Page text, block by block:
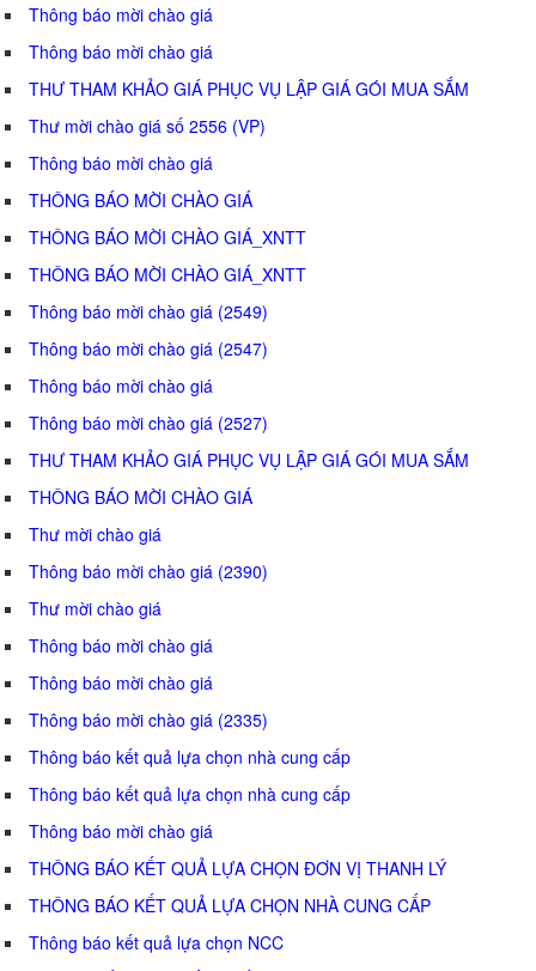
Thông báo mời chào giá
Thông báo mời chào giá
THƯ THAM KHẢO GIÁ PHỤC VỤ LẬP GIÁ GÓI MUA SẮM
Thư mời chào giá số 2556 (VP)
Thông báo mời chào giá
THÔNG BÁO MỜI CHÀO GIÁ
THÔNG BÁO MỜI CHÀO GIÁ_XNTT
THÔNG BÁO MỜI CHÀO GIÁ_XNTT
Thông báo mời chào giá (2549)
Thông báo mời chào giá (2547)
Thông báo mời chào giá
Thông báo mời chào giá (2527)
THƯ THAM KHẢO GIÁ PHỤC VỤ LẬP GIÁ GÓI MUA SẮM
THÔNG BÁO MỜI CHÀO GIÁ
Thư mời chào giá
Thông báo mời chào giá (2390)
Thư mời chào giá
Thông báo mời chào giá
Thông báo mời chào giá
Thông báo mời chào giá (2335)
Thông báo kết quả lựa chọn nhà cung cấp
Thông báo kết quả lựa chọn nhà cung cấp
Thông báo mời chào giá
THÔNG BÁO KẾT QUẢ LỰA CHỌN ĐƠN VỊ THANH LÝ
THÔNG BÁO KẾT QUẢ LỰA CHỌN NHÀ CUNG CẤP
Thông báo kết quả lựa chọn NCC